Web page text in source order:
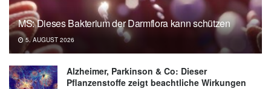
MS: Dieses Bakterium der Darmflora kann schützen
5. AUGUST 2026
Alzheimer, Parkinson & Co: Dieser
Pflanzenstoffe zeigt beachtliche Wirkungen